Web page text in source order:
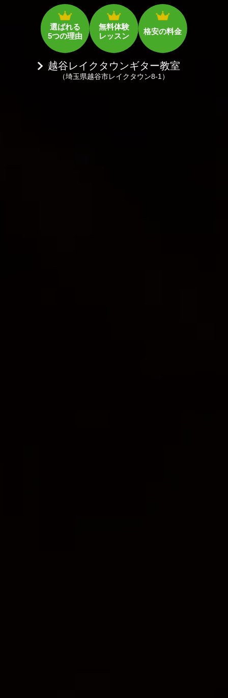
選ばれる
5つの理由
無料体験
レッスン
格安の料金
越谷レイクタウンギター教室
（埼玉県越谷市レイクタウン8-1）